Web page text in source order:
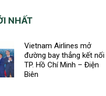
NHẤT
Vietnam Airlines mở
đường bay thẳng kết nối
TP. Hồ Chí Minh – Điện
Biên